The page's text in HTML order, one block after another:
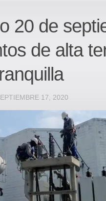
20 de
de alta
17, 2020